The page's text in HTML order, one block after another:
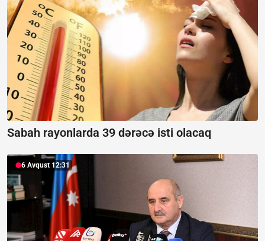
Sabah rayonlarda 39 dərəcə isti olacaq
6 Avqust 12:31